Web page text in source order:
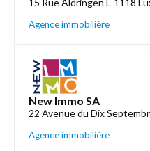
15 Rue Aldringen L-1118
Agence immobilière
New Immo SA
22 Avenue du Dix
Agence immobilière